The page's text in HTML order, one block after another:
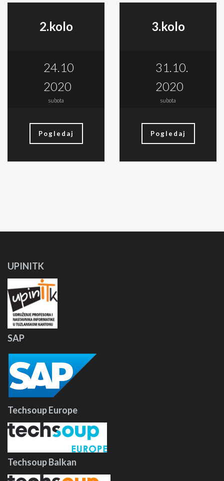
2.kolo
24.10
2020
subota
Pogledaj
3.kolo
31.10.
2020
subota
Pogledaj
UPINITK
SAP
Techsoup Europe
Techsoup Balkan